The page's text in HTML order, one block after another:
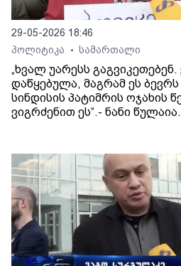
29-05-2026 18:46
პოლიტიკა
• სამართალი
„ხვალ უარესს გაგვიკეთებენ.
დაწყებულა, მაგრამ ეს
სინდისის პატიმრის ოჯახის
ვიგრძენით ეს“.- ნანი წულაია.